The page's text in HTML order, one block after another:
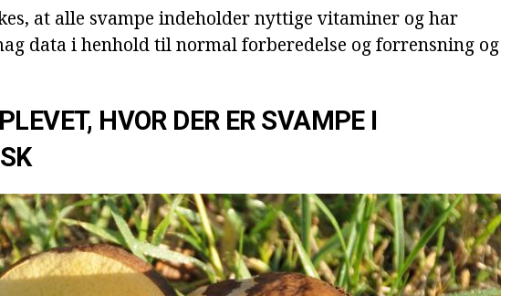
at alle svampe indeholder nyttige vitaminer og har
data i henhold til normal forberedelse og forrensning og
HVOR DER ER SVAMPE I